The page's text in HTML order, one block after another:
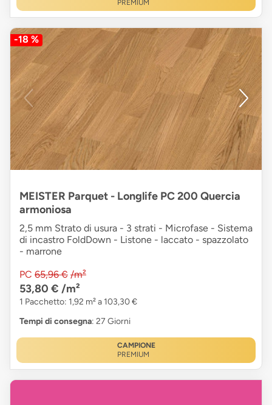
PREMIUM
-18 %
MEISTER Parquet - Longlife PC 200 Quercia
armoniosa
2,5 mm Strato di usura - 3 strati - Microfase - Sistema
di incastro FoldDown - Listone - laccato - spazzolato
- marrone
PC 65,96 € /m²
53,80 € /m²
1 Pacchetto: 1,92 m² a 103,30 €
Tempi di consegna: 27 Giorni
CAMPIONE
PREMIUM